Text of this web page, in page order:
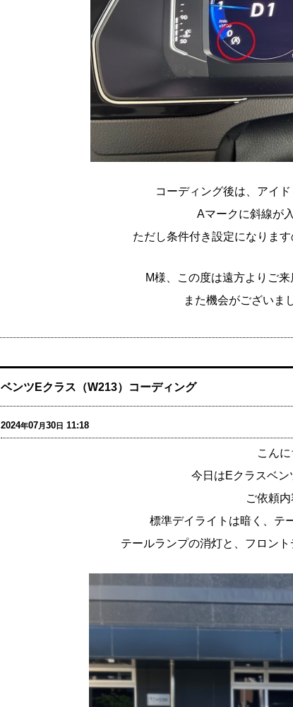
コーディング後は、アイ
Aマークに斜線が
ただし条件付き設定になりま
M様、この度は遠方よりご
また機会がございま
ベンツEクラス（W213）コーディング
2024年07月30日 11:18
こん
今日はEクラスベン
ご依頼
標準デイライトは暗く、テ
テールランプの消灯と、フロン